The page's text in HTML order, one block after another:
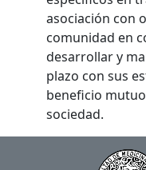
asociación con
comunidad en
desarrollar y
plazo con sus
beneficio
sociedad.